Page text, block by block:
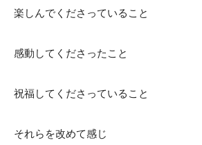
»プライバシーポリシー
楽しんでくださっていること
感動してくださったこと
祝福してくださっていること
それらを改めて感じ